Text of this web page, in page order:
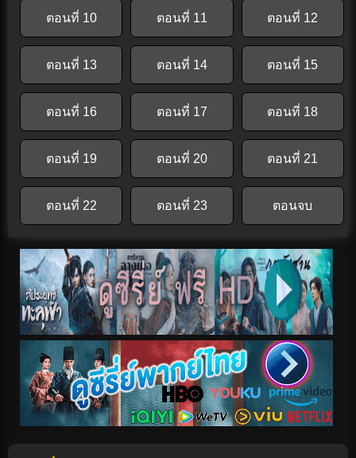
ตอนที่ 10 ตอนที่ 11 ตอนที่ 12
ตอนที่ 13 ตอนที่ 14 ตอนที่ 15
ตอนที่ 16 ตอนที่ 17 ตอนที่ 18
ตอนที่ 19 ตอนที่ 20 ตอนที่ 21
ตอนที่ 22 ตอนที่ 23 ตอนจบ